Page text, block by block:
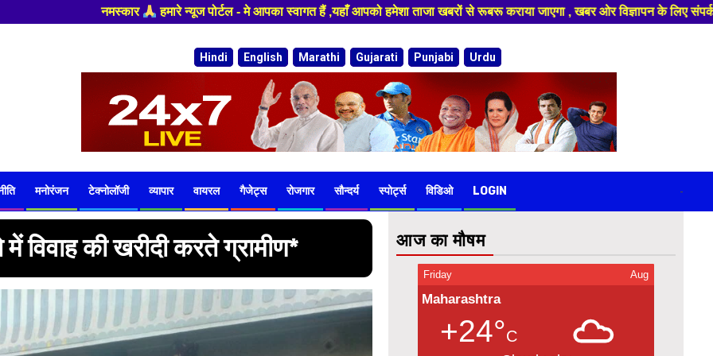
- मे आपका स्वागत हैं ,यहाँ आपको हमेशा ताजा खबरों से रूबरू कराया जाएगा , खबर ओर विज्ञापन के लिए संपर्क करे 9974940324 8955950335 ,हमारे
Hindi English Marathi Gujarati Punjabi Urdu
मनोरंजन टेक्नोलॉजी व्यापार वायरल गैजेट्स रोजगार सौन्दर्य स्पोर्ट्स विडिओ LOGIN -
विवाह की खरीदी करते ग्रामीण* आज का मौषम
Friday Aug
Maharashtra
+24°C